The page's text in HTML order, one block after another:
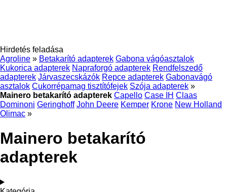
Hirdetés feladása
Agroline » Betakarító adapterek Gabona vágóasztalok
Kukorica adapterek Napraforgó adapterek Rendfelszedő
adapterek Járvaszecskázók Repce adapterek Gabonavágó
asztalok Cukorrépamag tisztítófejek Szója adapterek »
Mainero betakarító adapterek Capello Case IH Claas
Dominoni Geringhoff John Deere Kemper Krone New Holland
Olimac »
Mainero betakarító
adapterek